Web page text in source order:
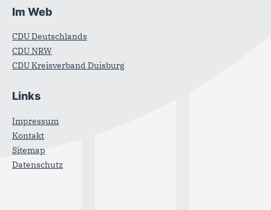
Im Web
CDU Deutschlands
CDU NRW
CDU Kreisverband Duisburg
Links
Impressum
Kontakt
Sitemap
Datenschutz